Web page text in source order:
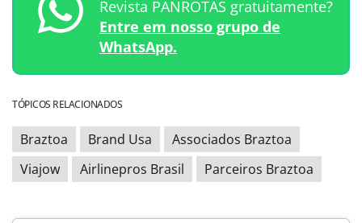
Revista PANROTAS gratuitamente?
Entre em nosso grupo de
WhatsApp.
TÓPICOS RELACIONADOS
Braztoa Brand Usa
Associados Braztoa
Viajow
Airlinepros Brasil Parceiros Braztoa